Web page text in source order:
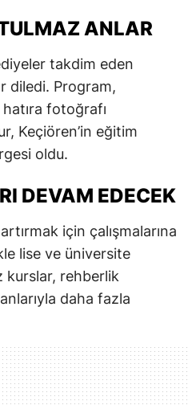
ANLAR
takdim eden
diledi. Program,
fotoğrafı
Keçiören’in eğitim
oldu.
DEVAM EDECEK
için çalışmalarına
lise ve üniversite
kurslar, rehberlik
daha fazla